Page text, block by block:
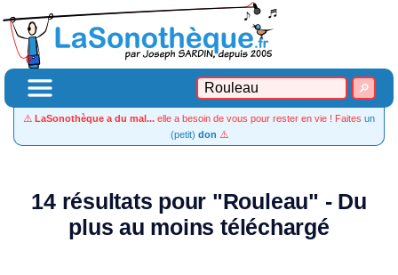
⚠️ LaSonothèque a du mal... elle a besoin de vous pour rester en vie ! Faites un
(petit) don ⚠️
14 résultats pour "Rouleau" - Du
plus au moins téléchargé